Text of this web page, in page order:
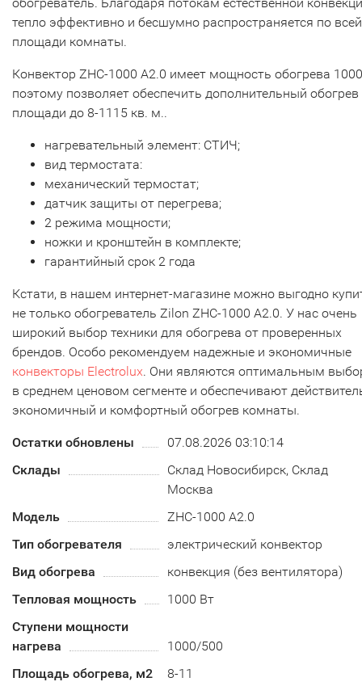
тепло эффективно и бесшумно распространяется по всей
площади комнаты.
Конвектор ZHC-1000 А2.0 имеет мощность обогрева
поэтому позволяет обеспечить дополнительный обогрев
площади до 8-1115 кв. м..
нагревательный элемент: СТИЧ;
вид термостата:
механический термостат;
датчик защиты от перегрева;
2 режима мощности;
ножки и кронштейн в комплекте;
гарантийный срок 2 года
Кстати, в нашем интернет-магазине можно выгодно
не только обогреватель Zilon ZHC-1000 А2.0. У нас очень
широкий выбор техники для обогрева от проверенных
брендов. Особо рекомендуем надежные и экономичные
конвекторы Electrolux. Они являются оптимальным
в среднем ценовом сегменте и обеспечивают
экономичный и комфортный обогрев комнаты.
Остатки обновлены
07.08.2026 03:10:14
Склады
Склад Новосибирск, Склад
Москва
Модель
ZHC-1000 А2.0
Тип обогревателя
электрический конвектор
Вид обогрева
конвекция (без вентилятора)
Тепловая мощность
1000 Вт
Ступени мощности
нагрева
1000/500
Площадь обогрева, м2
8-11